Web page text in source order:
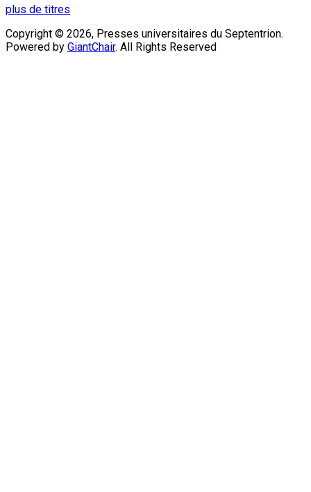
plus de titres
Copyright © 2026, Presses universitaires du Septentrion.
Powered by GiantChair. All Rights Reserved